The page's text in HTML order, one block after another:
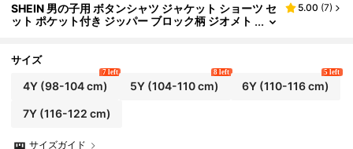
SHEIN 男の子用 ボタンシャツ ジャケット ショーツ セ
ット ポケット付き ジッパー ブロック柄 ジオメト
5.00 (7)
サイズ
4Y(98-104 cm)
7 left
5Y (104-110 cm)
8 left
6Y(110-116 cm)
5 left
7Y(116-122 cm)
サイズガイド